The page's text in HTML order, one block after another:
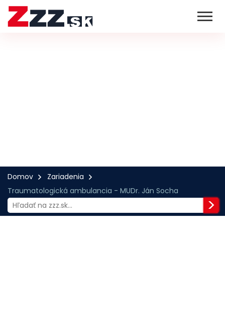
Domov
Zariadenia
Traumatologická ambulancia - MUDr. Ján Socha